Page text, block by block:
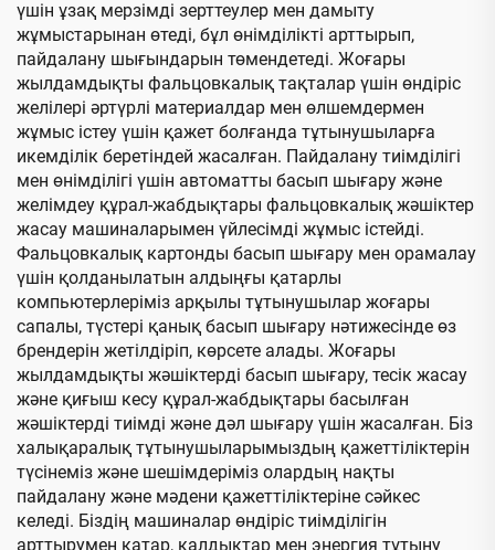
үшін ұзақ мерзімді зерттеулер мен дамыту
жұмыстарынан өтеді, бұл өнімділікті арттырып,
пайдалану шығындарын төмендетеді. Жоғары
жылдамдықты фальцовкалық тақталар үшін өндіріс
желілері әртүрлі материалдар мен өлшемдермен
жұмыс істеу үшін қажет болғанда тұтынушыларға
икемділік беретіндей жасалған. Пайдалану тиімділігі
мен өнімділігі үшін автоматты басып шығару және
желімдеу құрал-жабдықтары фальцовкалық жәшіктер
жасау машиналарымен үйлесімді жұмыс істейді.
Фальцовкалық картонды басып шығару мен орамалау
үшін қолданылатын алдыңғы қатарлы
компьютерлеріміз арқылы тұтынушылар жоғары
сапалы, түстері қанық басып шығару нәтижесінде өз
брендерін жетілдіріп, көрсете алады. Жоғары
жылдамдықты жәшіктерді басып шығару, тесік жасау
және қиғыш кесу құрал-жабдықтары басылған
жәшіктерді тиімді және дәл шығару үшін жасалған. Біз
халықаралық тұтынушыларымыздың қажеттіліктерін
түсінеміз және шешімдеріміз олардың нақты
пайдалану және мәдени қажеттіліктеріне сәйкес
келеді. Біздің машиналар өндіріс тиімділігін
арттырумен қатар, қалдықтар мен энергия тұтыну